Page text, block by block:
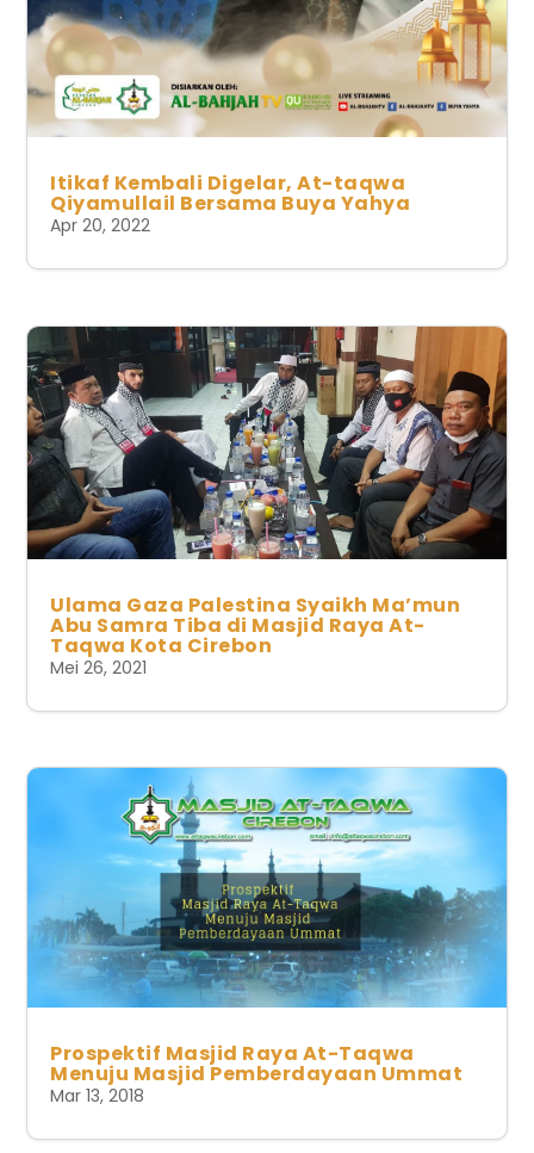
Itikaf Kembali Digelar, At-taqwa
Qiyamullail Bersama Buya Yahya
Apr 20, 2022
Ulama Gaza Palestina Syaikh Ma’mun
Abu Samra Tiba di Masjid Raya At-
Taqwa Kota Cirebon
Mei 26, 2021
Prospektif Masjid Raya At-Taqwa
Menuju Masjid Pemberdayaan Ummat
Mar 13, 2018